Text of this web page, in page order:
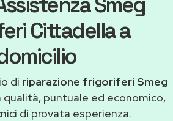
Cittadella a
di riparazione frigoriferi Smeg
qualità, puntuale ed economico,
di provata esperienza.